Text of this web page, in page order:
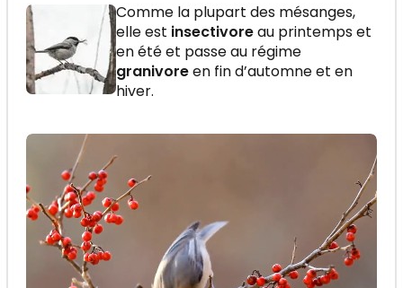
Comme la plupart des mésanges,
elle est insectivoreau printemps et
en été et passe au régime
granivoreen fin d’automne et en
hiver.